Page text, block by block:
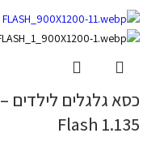
כסא גלגלים לילדים –
Flash 1.135